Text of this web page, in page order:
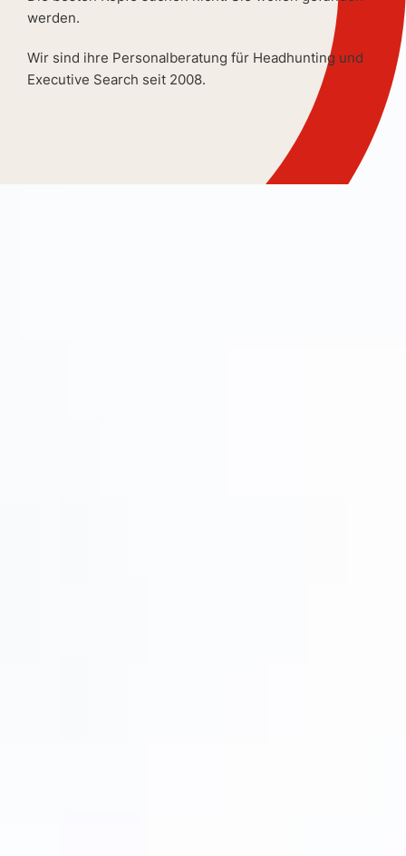
werden.
Wir sind ihre Personalberatung für Headhunting und
Executive Search seit 2008.